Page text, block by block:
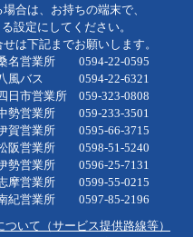
合は、お持ちの端末で、
設定にしてください。
は下記までお願いします。
業所 0594-22-0595
22-6321
営業所 059-323-0808
勢営業所 059-233-3501
営業所 0595-66-3715
営業所 0598-51-5240
業所 0596-25-7131
業所 0599-55-0215
業所 0597-85-2196
いて（サービス提供路線等）